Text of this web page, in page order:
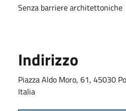
Senza barriere architettoniche
Indirizzo
Piazza Aldo Moro, 61, 45030
Italia